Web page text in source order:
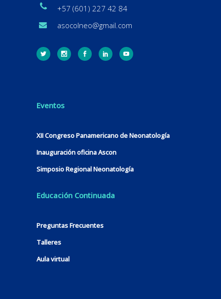
+57 (601) 227 42 84
asocolneo@gmail.com
Eventos
XII Congreso Panamericano de Neonatología
Inauguración oficina Ascon
Simposio Regional Neonatología
Educación Continuada
Preguntas Frecuentes
Talleres
Aula virtual